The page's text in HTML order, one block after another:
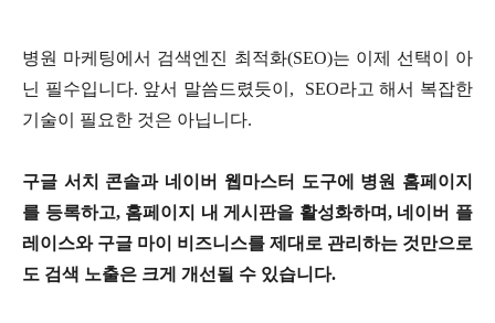
병원 마케팅에서 검색엔진 최적화(SEO)는 이제 선택이 아
닌 필수입니다. 앞서 말씀드렸듯이 , SEO라고 해서 복잡한
기술이 필요한 것은 아닙니다.
구글 서치 콘솔과 네이버 웹마스터 도구에 병원 홈페이지
를 등록하고, 홈페이지 내 게시판을 활성화하며, 네이버 플
레이스와 구글 마이 비즈니스를 제대로 관리하는 것만으로
도 검색 노출은 크게 개선될 수 있습니다.